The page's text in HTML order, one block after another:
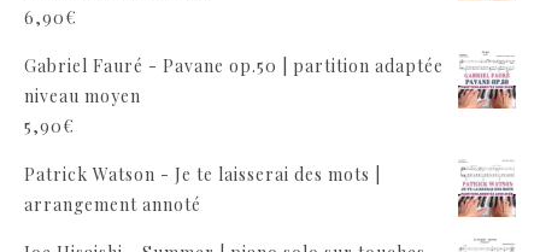
6,90€
Gabriel Fauré - Pavane op.50 | partition adaptée
niveau moyen
5,90€
Patrick Watson - Je te laisserai des mots |
arrangement annoté